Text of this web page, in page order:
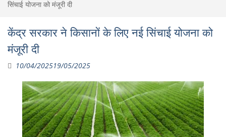
सिंचाई योजना को मंजूरी दी
केंद्र सरकार ने किसानों के लिए नई सिंचाई योजना को
मंजूरी दी
10/04/202519/05/2025